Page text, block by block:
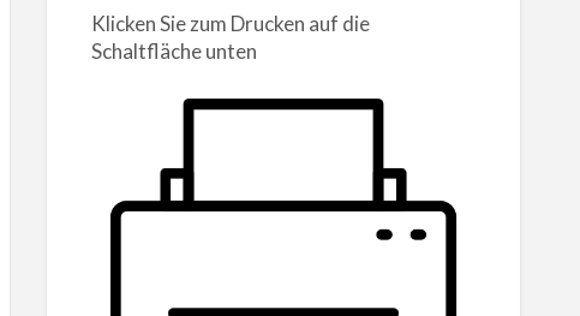
Klicken Sie zum Drucken auf die
Schaltfläche unten